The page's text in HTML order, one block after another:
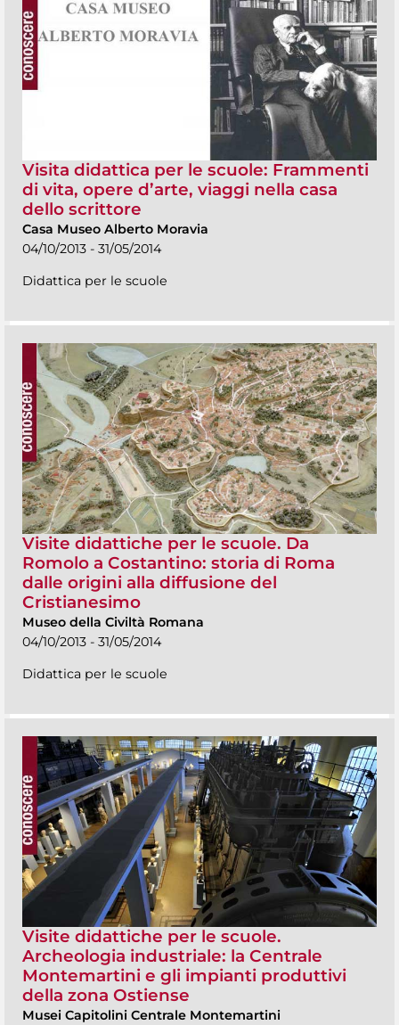
Visita didattica per le scuole: Frammenti
di vita, opere d’arte, viaggi nella casa
dello scrittore
Casa Museo Alberto Moravia
04/10/2013 - 31/05/2014
Didattica per le scuole
Visite didattiche per le scuole. Da
Romolo a Costantino: storia di Roma
dalle origini alla diffusione del
Cristianesimo
Museo della Civiltà Romana
04/10/2013 - 31/05/2014
Didattica per le scuole
Visite didattiche per le scuole.
Archeologia industriale: la Centrale
Montemartini e gli impianti produttivi
della zona Ostiense
Musei Capitolini Centrale Montemartini